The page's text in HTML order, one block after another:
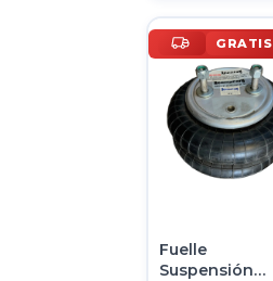
GRATIS
Fuelle
Suspensión